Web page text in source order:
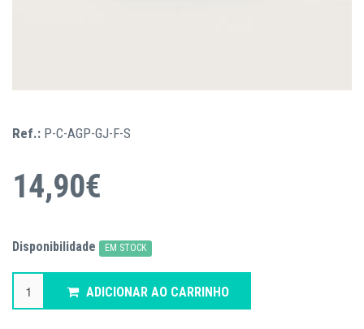
Ref.: P-C-AGP-GJ-F-S
14,90€
Disponibilidade EM STOCK
ADICIONAR AO CARRINHO